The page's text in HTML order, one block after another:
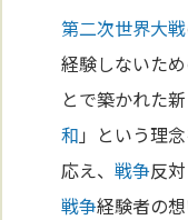
第二次世界大戦
経験しないた
とで築かれた
和 」という理
応え、戦争反
戦争経験者の